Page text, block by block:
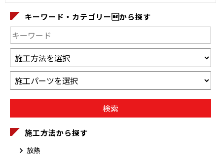
キーワード・カテゴリーから探す
施工方法から探す
放熱